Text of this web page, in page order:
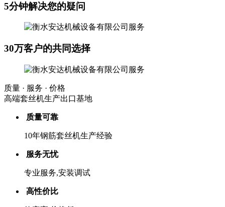
5分钟解决您的疑问
30万客户的共同选择
质量 · 服务 · 价格
高端套丝机生产出口基地
质量可靠
10年钢筋套丝机生产经验
服务无忧
专业服务,安装调试
高性价比